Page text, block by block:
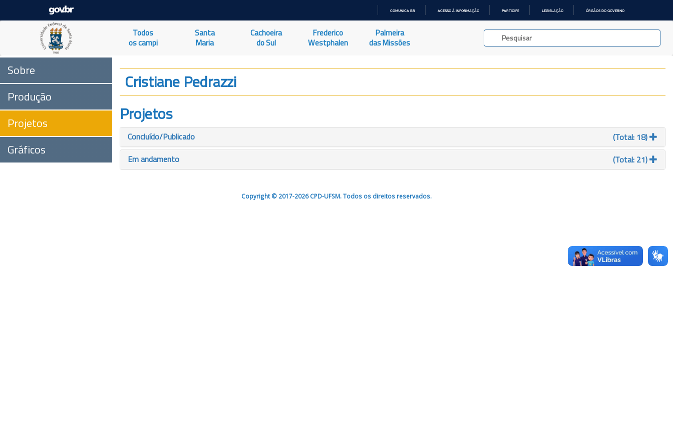
O
COMUNICA BR ACESSO À INFORMAÇÃO PARTICIPE LEGISLAÇÃO ÓRGÃOS DO GOVERNO
Todos
os campi
Santa
Maria
Cachoeira
do Sul
Frederico
Westphalen
Palmeira
das Missões
Sobre
Produção
Projetos
Gráficos
Cristiane Pedrazzi
Projetos
Concluído/Publicado
(Total: 18)
Em andamento
(Total: 21)
Copyright © 2017-2026 CPD-UFSM. Todos os direitos reservados.